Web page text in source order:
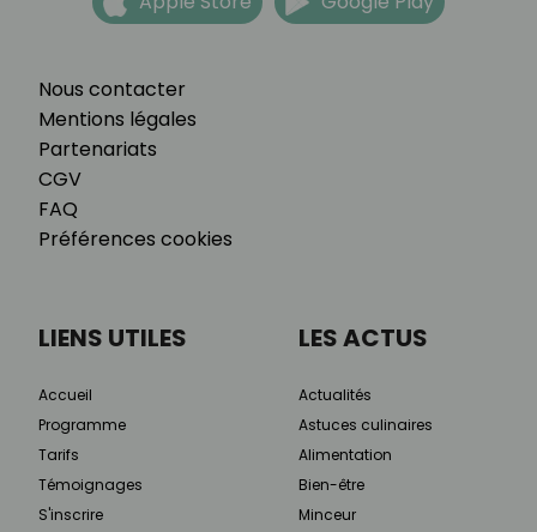
Nous contacter
Mentions légales
Partenariats
CGV
FAQ
Préférences cookies
LIENS UTILES
Accueil
Programme
Tarifs
Témoignages
S'inscrire
LES ACTUS
Actualités
Astuces culinaires
Alimentation
Bien-être
Minceur